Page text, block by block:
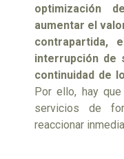
optimización
aumentar el
contrapartida,
interrupción de
continuidad de
Por ello, hay
servicios de
reaccionar